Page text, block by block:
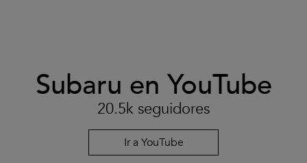
Subaru en YouTube
20.5k seguidores
Ir a YouTube
aceptar